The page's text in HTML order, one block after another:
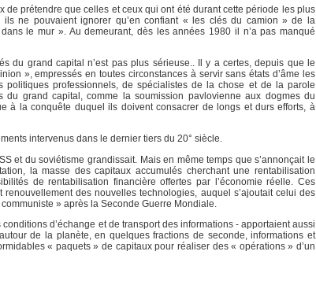
prétendre que celles et ceux qui ont été durant cette période les plus
ne pouvaient ignorer qu’en confiant « les clés du camion » de la
le mur ». Au demeurant, dès les années 1980 il n’a pas manqué
du grand capital n’est pas plus sérieuse.. Il y a certes, depuis que le
», empressés en toutes circonstances à servir sans états d’âme les
professionnels, de spécialistes de la chose et de la parole
grand capital, comme la soumission pavlovienne aux dogmes du
à la conquête duquel ils doivent consacrer de longs et durs efforts, à
intervenus dans le dernier tiers du 20° siècle.
et du soviétisme grandissait. Mais en même temps que s’annonçait le
la masse des capitaux accumulés cherchant une rentabilisation
de rentabilisation financière offertes par l’économie réelle. Ces
des nouvelles technologies, auquel s’ajoutait celui des
» après la Seconde Guerre Mondiale.
d’échange et de transport des informations - apportaient aussi
de la planète, en quelques fractions de seconde, informations et
« paquets » de capitaux pour réaliser des « opérations » d’un